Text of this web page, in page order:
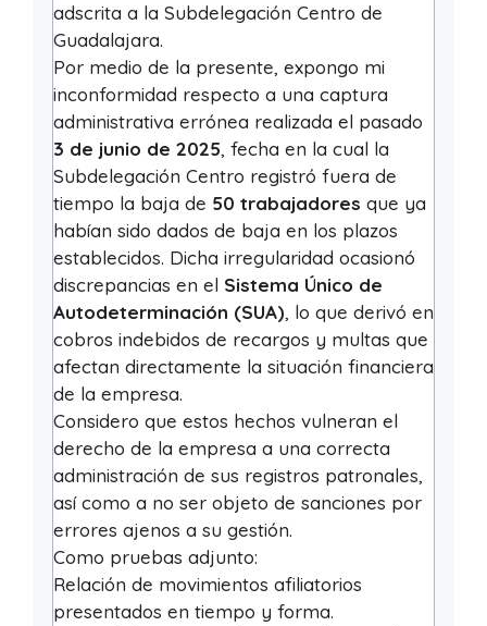
adscrita a la Subdelegación Centro de
Guadalajara.
Por medio de la presente, expongo mi
inconformidad respecto a una captura
administrativa errónea realizada el pasado
3 de junio de 2025, fecha en la cual la
Subdelegación Centro registró fuera de
tiempo la baja de 50 trabajadores que ya
habían sido dados de baja en los plazos
establecidos. Dicha irregularidad ocasionó
discrepancias en el Sistema Único de
Autodeterminación (SUA), lo que derivó en
cobros indebidos de recargos y multas que
afectan directamente la situación financiera
de la empresa.
Considero que estos hechos vulneran el
derecho de la empresa a una correcta
administración de sus registros patronales,
así como a no ser objeto de sanciones por
errores ajenos a su gestión.
Como pruebas adjunto:
Relación de movimientos afiliatorios
presentados en tiempo y forma.